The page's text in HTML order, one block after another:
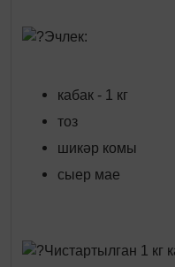
Эчлек:
кабак - 1 кг
тоз
шикәр комы
сыер мае
Чистартылган 1 кг